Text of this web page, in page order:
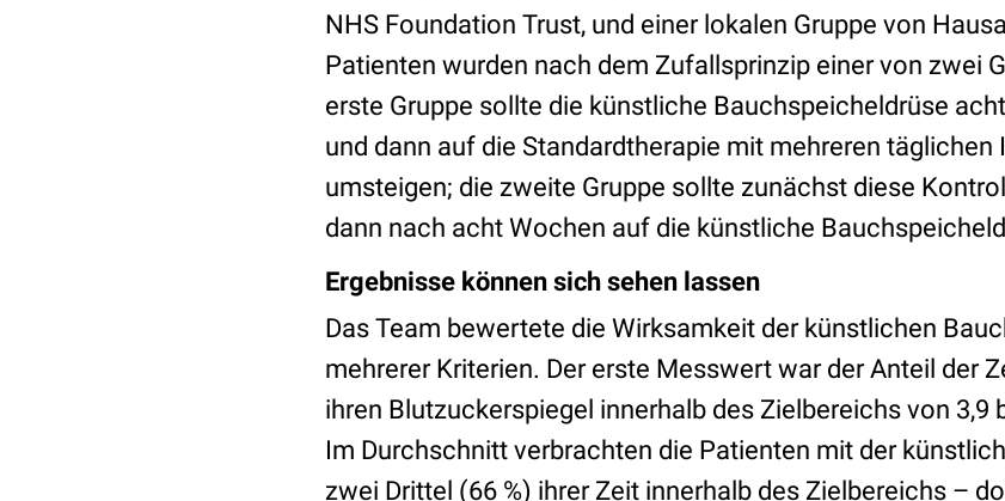
NHS Foundation Trust, und einer lokalen Gruppe von
Patienten wurden nach dem Zufallsprinzip einer von zwei
erste Gruppe sollte die künstliche Bauchspeicheldrüse
und dann auf die Standardtherapie mit mehreren täglichen
umsteigen; die zweite Gruppe sollte zunächst diese
dann nach acht Wochen auf die künstliche
Ergebnisse können sich sehen lassen
Das Team bewertete die Wirksamkeit der künstlichen
mehrerer Kriterien. Der erste Messwert war der Anteil der
ihren Blutzuckerspiegel innerhalb des Zielbereichs von 3,9
Im Durchschnitt verbrachten die Patienten mit der
zwei Drittel (66 %) ihrer Zeit innerhalb des Zielbereichs –